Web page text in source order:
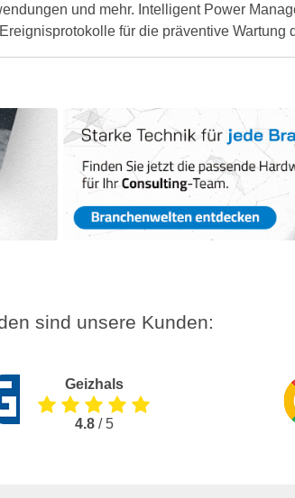
und mehr. Intelligent Power
für die präventive Wartung
sind unsere Kunden:
Geizhals
4.8/ 5